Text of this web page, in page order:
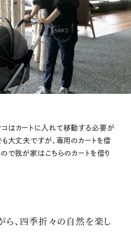
はカートに入れて移動する必要が
も大丈夫ですが、専用のカートを借
ので我が家はこちらのカートを借り
ら、四季折々の自然を楽し